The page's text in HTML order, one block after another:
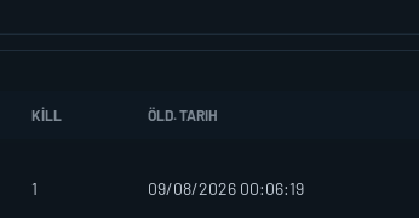
KILL ÖLD. TARIH
1 09/08/2026 00:06:19